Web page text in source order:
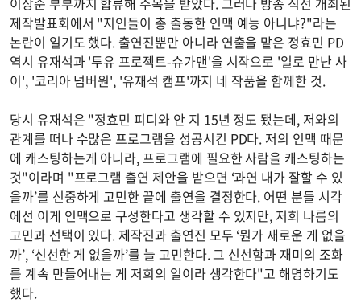
제작발표회에서 "지인들이 총 출동한 인맥 예능 아니냐?"라는
논란이 일기도 했다. 출연진뿐만 아니라 연출을 맡은 정효민 PD
역시 유재석과 '투유 프로젝트-슈가맨'을 시작으로 '일로 만난 사
이', '코리아 넘버원', '유재석 캠프'까지 네 작품을 함께한 것.
당시 유재석은 "정효민 피디와 안 지 15년 정도 됐는데, 저와의
관계를 떠나 수많은 프로그램을 성공시킨 PD다. 저의 인맥 때문
에 캐스팅하는게 아니라, 프로그램에 필요한 사람을 캐스팅하는
것"이라며 "프로그램 출연 제안을 받으면 ‘과연 내가 잘할 수 있
을까’를 신중하게 고민한 끝에 출연을 결정한다. 어떤 분들 시각
에선 이게 인맥으로 구성한다고 생각할 수 있지만, 저희 나름의
고민과 선택이 있다. 제작진과 출연진 모두 ‘뭔가 새로운 게 없을
까’, ‘신선한 게 없을까’를 늘 고민한다. 그 신선함과 재미의 조화
를 계속 만들어내는 게 저희의 일이라 생각한다"고 해명하기도
했다.